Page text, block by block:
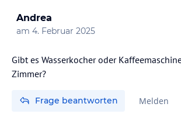
Andrea
am 4. Februar 2025
Gibt es Wasserkocher oder
Zimmer?
Frage beantworten Melden